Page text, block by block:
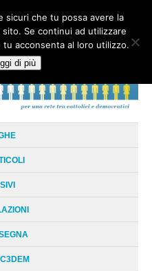
DOCUMENTAZIONE
sicuri che tu possa avere la
Se continui ad utilizzare
acconsenta al loro utilizzo.
di più